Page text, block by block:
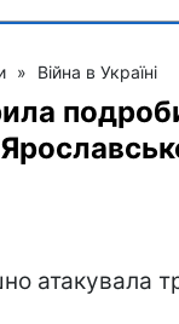
» Війна в Україні
атакувала